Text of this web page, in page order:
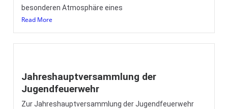
besonderen Atmosphäre eines
Read More
Jahreshauptversammlung der
Jugendfeuerwehr
Zur Jahreshauptversammlung der Jugendfeuerwehr